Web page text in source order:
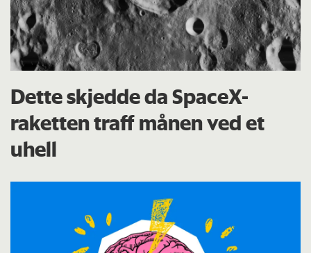
Dette skjedde da SpaceX-
raketten traff månen ved et
uhell